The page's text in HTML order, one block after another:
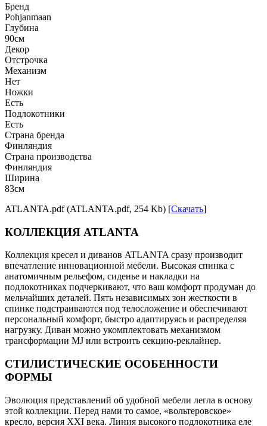
Бренд
Pohjanmaan
Глубина
90см
Декор
Отстрочка
Механизм
Нет
Ножки
Есть
Подлокотники
Есть
Страна бренда
Финляндия
Страна производства
Финляндия
Ширина
83см
ATLANTA.pdf (ATLANTA.pdf, 254 Kb) [Скачать]
КОЛЛЕКЦИЯ ATLANTA
Коллекция кресел и диванов ATLANTA сразу производит
впечатление инновационной мебели. Высокая спинка с
анатомичным рельефом, сиденье и накладки на
подлокотниках подчеркивают, что ваш комфорт продуман до
мельчайших деталей. Пять независимых зон жесткости в
спинке подстраиваются под телосложение и обеспечивают
персональный комфорт, быстро адаптируясь и распределяя
нагрузку. Диван можно укомплектовать механизмом
трансформации MJ или встроить секцию-реклайнер.
СТИЛИСТИЧЕСКИЕ ОСОБЕННОСТИ
ФОРМЫ
Эволюция представлений об удобной мебели легла в основу
этой коллекции. Перед нами то самое, «вольтеровское»
кресло, версия XXI века. Линия высокого подлокотника еле